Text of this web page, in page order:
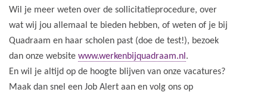
Wil je meer weten over de sollicitatieprocedure, over
wat wij jou allemaal te bieden hebben, of weten of je bij
Quadraam en haar scholen past (doe de test!), bezoek
dan onze website www.werkenbijquadraam.nl .
En wil je altijd op de hoogte blijven van onze vacatures?
Maak dan snel een Job Alert aan en volg ons op